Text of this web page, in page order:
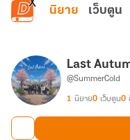
ข้ามไปยังเนื้อหาหลัก
นิยาย เว็บตูน
Last
@SummerCold
1 นิยาย0 เว็บตูน0